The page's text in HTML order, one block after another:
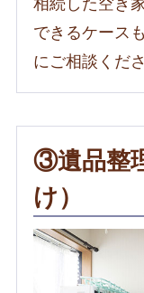
できるケース
にご相談くださ
③遺品整
け）